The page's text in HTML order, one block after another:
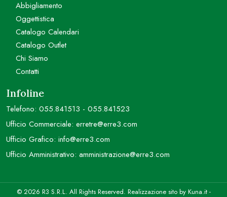
Abbigliamento
Oggettistica
Catalogo Calendari
Catalogo Outlet
Chi Siamo
Contatti
Infoline
Telefono: 055.841513 - 055.841523
Ufficio Commerciale: erretre@erre3.com
Ufficio Grafico: info@erre3.com
Ufficio Amministrativo: amministrazione@erre3.com
© 2026 R3 S.R.L. All Rights Reserved. Realizzazione sito by Kuna.it-